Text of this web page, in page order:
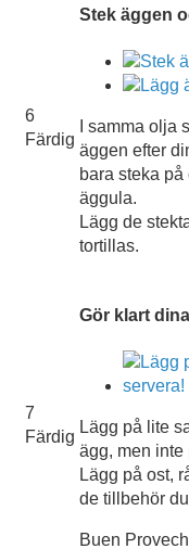
6
Färdig
Stek äggen
I samma olja
äggen efter
bara steka
äggula.
Lägg de
tortillas.
7
Färdig
Gör klart
Lägg på lite
ägg, men inte
Lägg på ost,
de tillbehör
Buen